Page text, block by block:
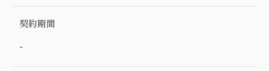
契約期間
-